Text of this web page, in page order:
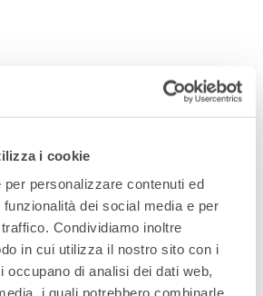
i cookie
personalizzare contenuti ed
dei social media e per
Condividiamo inoltre
in cui utilizza il nostro sito con i
occupano di analisi dei dati web,
i quali potrebbero combinarle
,News,Servizi
la
ed
per il